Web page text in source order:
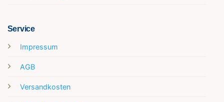
Service
Impressum
AGB
Versandkosten